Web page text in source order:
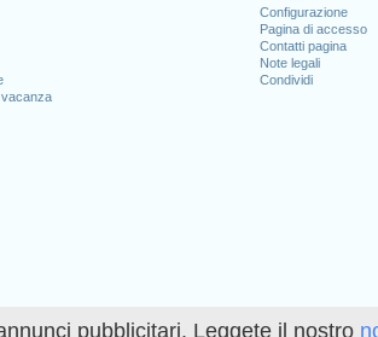
pubblicitari. Leggete il nostro
vacanza
Configurazione
Pagina di accesso
Contatti pagina
Note legali
Condividi